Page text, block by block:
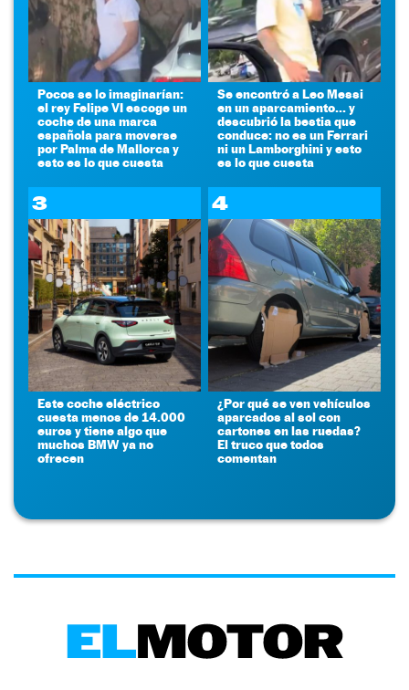
Pocos se lo imaginarían:
el rey Felipe VI escoge un
coche de una marca
española para moverse
por Palma de Mallorca y
esto es lo que cuesta
Se encontró a Leo Messi
en un aparcamiento... y
descubrió la bestia que
conduce: no es un Ferrari
ni un Lamborghini y esto
es lo que cuesta
3
Este coche eléctrico
cuesta menos de 14.000
euros y tiene algo que
muchos BMW ya no
ofrecen
4
¿Por qué se ven vehículos
aparcados al sol con
cartones en las ruedas?
El truco que todos
comentan